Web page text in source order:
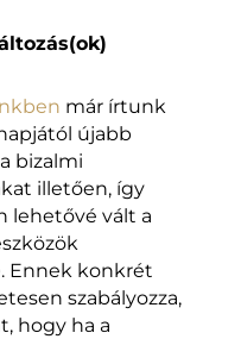
már írtunk
újabb
bizalmi
illetően, így
lehetővé vált a
Ennek konkrét
szabályozza,
hogy ha a